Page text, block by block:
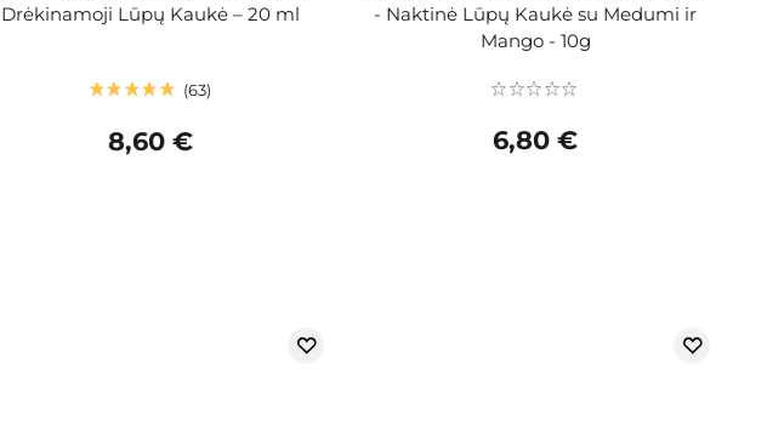
Drėkinamoji Lūpų Kaukė – 20 ml
63
8,60 €
- Naktinė Lūpų Kaukė su Medumi ir
Mango - 10g
6,80 €